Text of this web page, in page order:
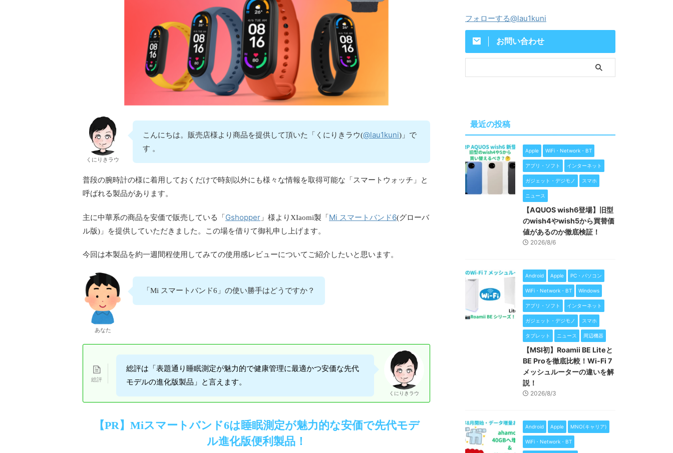
くにりきラウ
こんにちは。販売店様より商品を提供して頂いた「くにりきラウ(@lau1kuni)」で
す 。
普段の腕時計の様に着用しておくだけで時刻以外にも様々な情報を取得可能な「スマートウォッチ」と
呼ばれる製品があります。
主に中華系の商品を安価で販売している「 Gshopper 」様よりXIaomi製「 Mi スマートバンド6(グローバ
ル版)」を提供していただきました。この場を借りて御礼申し上げます。
今回は本製品を約一週間程使用してみての使用感レビューについてご紹介したいと思います。
あなた
「Mi スマートバンド6」の使い勝手はどうですか？
総評は「表題通り睡眠測定が魅力的で健康管理に最適かつ安価な先代
モデルの進化版製品」と言えます。
くにりきラウ
【PR】Miスマートバンド6は睡眠測定が魅力的な安価で先代モデ
ル進化版便利製品！
フォローする@lau1kuni
お問い合わせ
最近の投稿
Apple WiFi・Network・BT
アプリ・ソフト インターネット
ガジェット・デジモノ スマホ
ニュース
【AQUOS wish6登場】旧型
のwish4やwish5から買替価
値があるのか徹底検証！
2026/8/6
Android Apple PC・パソコン
WiFi・Network・BT Windows
アプリ・ソフト インターネット
ガジェット・デジモノ スマホ
タブレット ニュース 周辺機器
【MSI初】Roamii BE Liteと
BE Proを徹底比較！Wi-Fi 7
メッシュルーターの違いを解
説！
2026/8/3
Android Apple MNO(キャリア)
WiFi・Network・BT